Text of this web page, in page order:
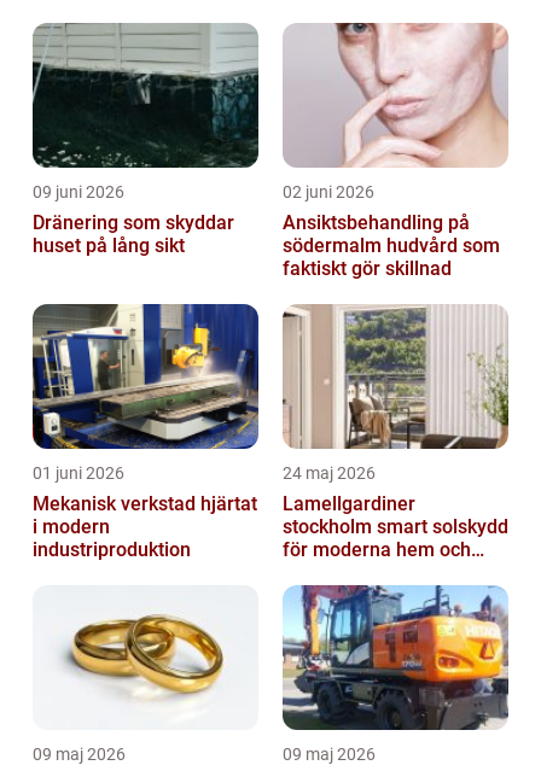
09 juni 2026
Dränering som skyddar
huset på lång sikt
02 juni 2026
Ansiktsbehandling på
södermalm hudvård som
faktiskt gör skillnad
01 juni 2026
Mekanisk verkstad hjärtat
i modern
industriproduktion
24 maj 2026
Lamellgardiner
stockholm smart solskydd
för moderna hem och
09 maj 2026 09 maj 2026